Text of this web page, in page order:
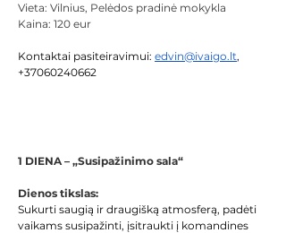
Vieta: Vilnius, Pelėdos pradinė mokykla
Kaina: 120 eur
Kontaktai pasiteiravimui: edvin@ivaigo.lt,
+37060240662
1 DIENA – „Susipažinimo sala“
Dienos tikslas:
Sukurti saugią ir draugišką atmosferą, padėti
vaikams susipažinti, įsitraukti į komandines